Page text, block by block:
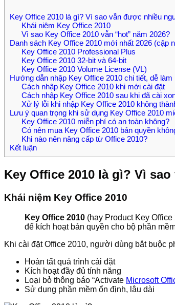
Key Office 2010 là gì? Vì sao vẫn được nhiều
Khái niệm Key Office 2010
Vì sao Key Office 2010 vẫn “hot” năm 2026?
Danh sách Key Office 2010 mới nhất 2026 (cập
Key Office 2010 Professional Plus
Key Office 2010 32-bit và 64-bit
Key Office 2010 Volume License (VL)
Hướng dẫn nhập Key Office 2010 chi tiết, dễ làm
Cách nhập Key Office 2010 khi mới cài đặt
Cách nhập Key Office 2010 sau khi đã cài
Xử lý lỗi khi nhập Key Office 2010 không
Lưu ý quan trọng khi sử dụng Key Office 2010
Key Office 2010 miễn phí có an toàn không?
Có nên mua Key Office 2010 bản quyền
Khi nào nên nâng cấp từ Office 2010?
Kết luận
Key Office 2010 là gì? Vì
Khái niệm Key Office 2010
Key Office 2010 (hay Product Key
để kích hoạt bản quyền cho bộ phần
Khi cài đặt Office 2010, người dùng bắt buộc
Hoàn tất quá trình cài đặt
Kích hoạt đầy đủ tính năng
Loại bỏ thông báo “Activate Microsoft
Sử dụng phần mềm ổn định, lâu dài